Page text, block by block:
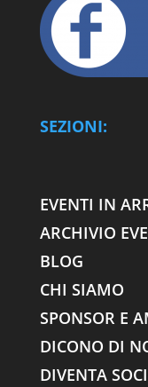
SEZIONI:
EVENTI IN
ARCHIVIO
BLOG
CHI SIAMO
SPONSOR E
DICONO DI
DIVENTA